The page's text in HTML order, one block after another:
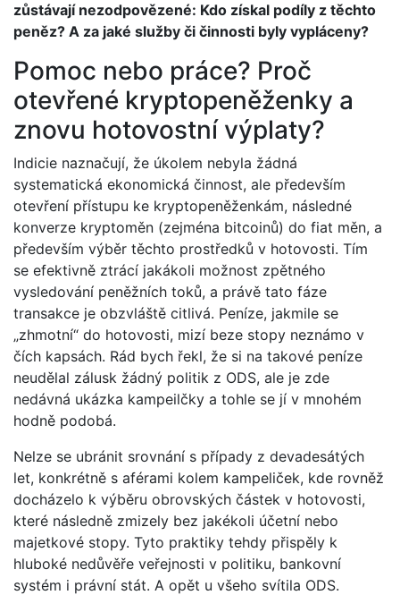
zůstávají nezodpovězené: Kdo získal podíly z těchto
peněz? A za jaké služby či činnosti byly vypláceny?
Pomoc nebo práce? Proč
otevřené kryptopeněženky a
znovu hotovostní výplaty?
Indicie naznačují, že úkolem nebyla žádná
systematická ekonomická činnost, ale především
otevření přístupu ke kryptopeněženkám, následné
konverze kryptoměn (zejména bitcoinů) do fiat měn, a
především výběr těchto prostředků v hotovosti. Tím
se efektivně ztrácí jakákoli možnost zpětného
vysledování peněžních toků, a právě tato fáze
transakce je obzvláště citlivá. Peníze, jakmile se
„zhmotní“ do hotovosti, mizí beze stopy neznámo v
čích kapsách. Rád bych řekl, že si na takové peníze
neudělal zálusk žádný politik z ODS, ale je zde
nedávná ukázka kampeilčky a tohle se jí v mnohém
hodně podobá.
Nelze se ubránit srovnání s případy z devadesátých
let, konkrétně s aférami kolem kampeliček, kde rovněž
docházelo k výběru obrovských částek v hotovosti,
které následně zmizely bez jakékoli účetní nebo
majetkové stopy. Tyto praktiky tehdy přispěly k
hluboké nedůvěře veřejnosti v politiku, bankovní
systém i právní stát. A opět u všeho svítila ODS.